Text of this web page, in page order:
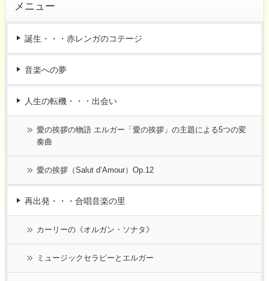
メニュー
誕生・・・赤レンガのコテージ
音楽への夢
人生の転機・・・出会い
愛の挨拶の物語 エルガー「愛の挨拶」の主題による5つの変
奏曲
愛の挨拶（Salut d’Amour）Op.12
再出発・・・合唱音楽の里
カーリーの《オルガン・ソナタ》
ミュージックセラピーとエルガー